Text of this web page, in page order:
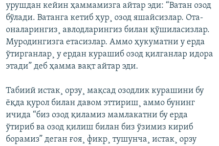
урушдан кейин ҳаммамизга айтар эди: “Ватан озод
бўлади. Ватанга кетиб ҳур¸ озод яшайсизлар. Ота-
оналарингиз¸ авлодларингиз билан қўшиласизлар.
Муродингизга етасизлар. Аммо ҳукуматни у ерда
ўтирганлар¸ у ердан курашиб озод қилганлар идора
этади” деб ҳамма вақт айтар эди.
Табиий истак¸ орзу¸ мақсад озодлик курашини бу
ëқда қурол билан давом эттириш¸ аммо бунинг
ичида “биз озод қиламиз мамлакатни бу ерда
ўтириб ва озод қилиш билан биз ўзимиз кириб
борамиз” деган ғоя¸ фикр¸ тушунча¸ истак¸ орзу